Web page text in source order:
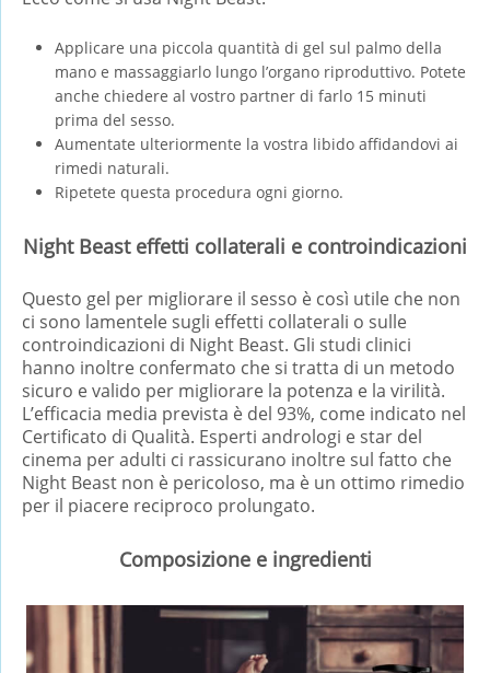
Applicare una piccola quantità di gel sul palmo della
mano e massaggiarlo lungo l’organo riproduttivo. Potete
anche chiedere al vostro partner di farlo 15 minuti
prima del sesso.
Aumentate ulteriormente la vostra libido affidandovi ai
rimedi naturali.
Ripetete questa procedura ogni giorno.
Night Beast effetti collaterali e controindicazioni
Questo gel per migliorare il sesso è così utile che non
ci sono lamentele sugli effetti collaterali o sulle
controindicazioni di Night Beast. Gli studi clinici
hanno inoltre confermato che si tratta di un metodo
sicuro e valido per migliorare la potenza e la virilità.
L’efficacia media prevista è del 93%, come indicato nel
Certificato di Qualità. Esperti andrologi e star del
cinema per adulti ci rassicurano inoltre sul fatto che
Night Beast non è pericoloso, ma è un ottimo rimedio
per il piacere reciproco prolungato.
Composizione e ingredienti